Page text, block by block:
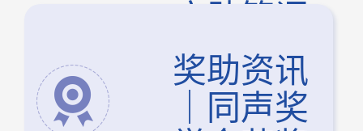
优大会顺
利举行
奖助资讯
｜同声奖